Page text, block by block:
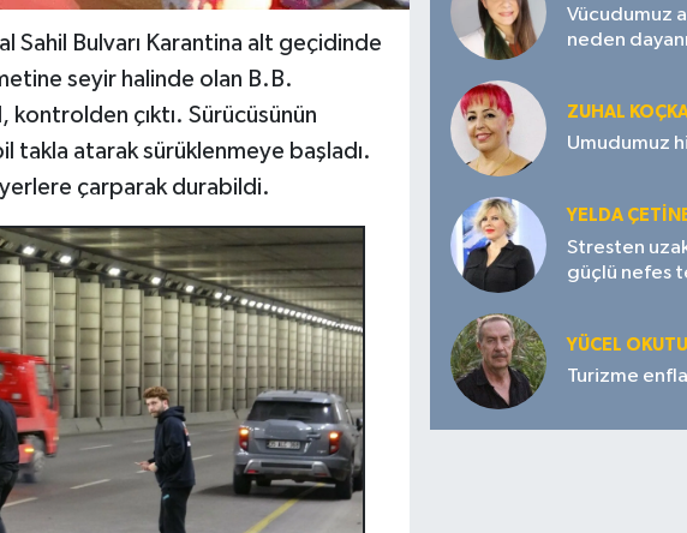
Sahil Bulvarı Karantina alt geçidinde
seyir halinde olan B.B.
çıktı. Sürücüsünün
atarak sürüklenmeye başladı.
çarparak durabildi.
Vücudumuz
neden
ZUHAL
Umudumuz
YELDA
Stresten
güçlü nefes
YÜCEL
Turizme